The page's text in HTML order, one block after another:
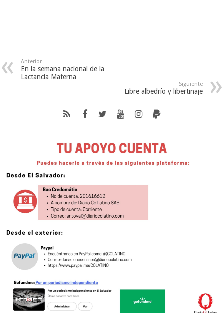
Anterior
En la semana nacional de la
Lactancia Materna
Siguiente
Libre albedrío y libertinaje